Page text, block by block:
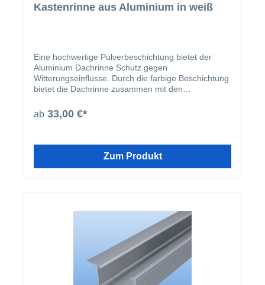
Kastenrinne aus Aluminium in weiß
Eine hochwertige Pulverbeschichtung bietet der
Aluminium Dachrinne Schutz gegen
Witterungseinflüsse. Durch die farbige Beschichtung
bietet die Dachrinne zusammen mit den
homogenes Gesamtbild.
ab 33,00 €*
Zum Produkt